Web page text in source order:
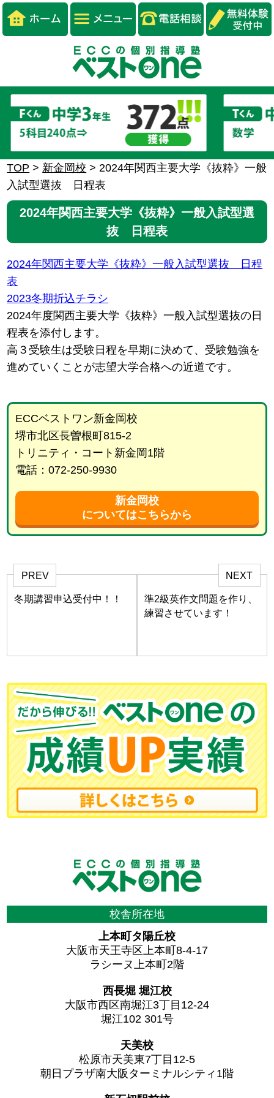
TOP > 新金岡校 >2024年関西主要大学《抜粋》一般
入試型選抜 日程表
2024年関西主要大学《抜粋》一般入試型選
抜 日程表
2024年関西主要大学《抜粋》一般入試型選抜 日程
表
2023冬期折込チラシ
2024年度関西主要大学《抜粋》一般入試型選抜の日
程表を添付します。
高３受験生は受験日程を早期に決めて、受験勉強を
進めていくことが志望大学合格への近道です。
ECCベストワン新金岡校
堺市北区長曽根町815-2
トリニティ・コート新金岡1階
電話：072-250-9930
新金岡校
についてはこちらから
PREV
冬期講習申込受付中！！
NEXT
準2級英作文問題を作り、
練習させています！
校舎所在地
上本町タ陽丘校
大阪市天王寺区上本町8-4-17
ラシーヌ上本町2階
西長堀 堀江校
大阪市西区南堀江3丁目12-24
堀江102 301号
天美校
松原市天美東7丁目12-5
朝日プラザ南大阪ターミナルシティ1階